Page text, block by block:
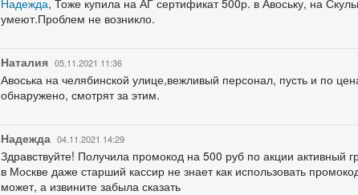
умеют.Проблем не возникло.
Наталия 05.11.2021 11:36
Авоська на челябинской улице,вежливый персонал, пусть и по
обнаружено, смотрят за этим.
Надежда 04.11.2021 14:29
Здравствуйте! Получила промокод на 500 руб по акции активный
в Москве даже старший кассир не знает как использовать
может, а извините забыла сказать